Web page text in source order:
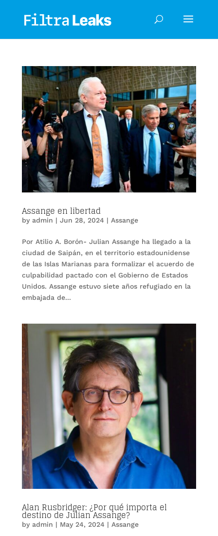
Assange en libertad
by admin | Jun 28, 2024 | Assange
Por Atilio A. Borón- Julian Assange ha llegado a la
ciudad de Saipán, en el territorio estadounidense
de las Islas Marianas para formalizar el acuerdo de
culpabilidad pactado con el Gobierno de Estados
Unidos. Assange estuvo siete años refugiado en la
embajada de...
Alan Rusbridger: ¿Por qué importa el
destino de Julian Assange?
by admin | May 24, 2024 | Assange